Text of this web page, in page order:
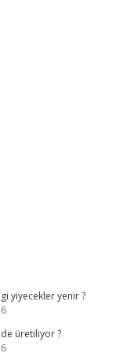
yiyecekler yenir ?
üretiliyor ?
hiltonbet-giris.com/